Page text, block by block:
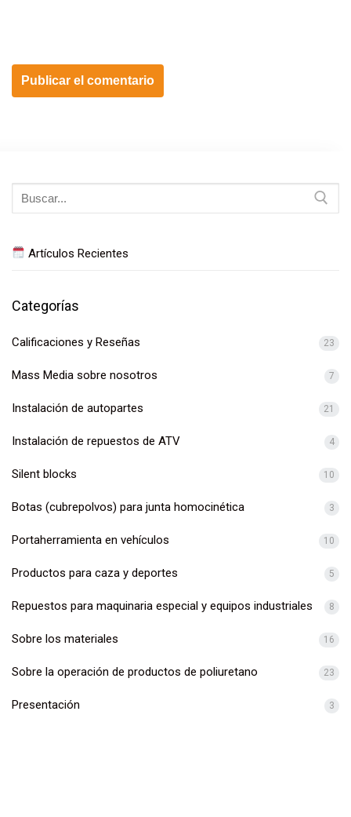
Buscar:
Artículos Recientes
Categorías
Calificaciones y Reseñas 23
Mass Media sobre nosotros 7
Instalación de autopartes 21
Instalación de repuestos de ATV 4
Silent blocks 10
Botas (cubrepolvos) para junta homocinética 3
Portaherramienta en vehículos 10
Productos para caza y deportes 5
Repuestos para maquinaria especial y equipos industriales 8
Sobre los materiales 16
Sobre la operación de productos de poliuretano 23
Presentación 3